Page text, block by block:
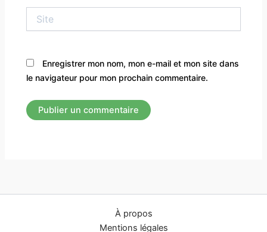
Enregistrer mon nom, mon e-mail et mon site dans
le navigateur pour mon prochain commentaire.
À propos
Mentions légales